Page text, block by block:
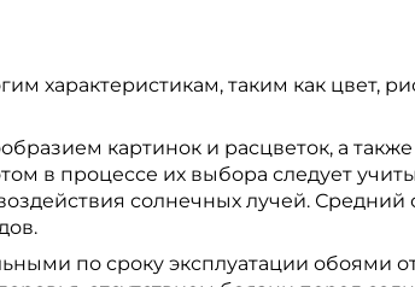
характеристикам, таким как цвет,
картинок и расцветок, а
в процессе их выбора следует
солнечных лучей.
по сроку эксплуатации обоями